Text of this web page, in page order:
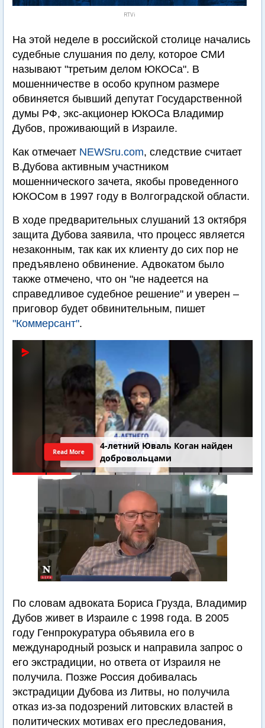
RTVi
На этой неделе в российской столице начались
судебные слушания по делу, которое СМИ
называют "третьим делом ЮКОСа". В
мошенничестве в особо крупном размере
обвиняется бывший депутат Государственной
думы РФ, экс-акционер ЮКОСа Владимир
Дубов, проживающий в Израиле.
Как отмечает NEWSru.com, следствие считает
В.Дубова активным участником
мошеннического зачета, якобы проведенного
ЮКОСом в 1997 году в Волгоградской области.
В ходе предварительных слушаний 13 октября
защита Дубова заявила, что процесс является
незаконным, так как их клиенту до сих пор не
предъявлено обвинение. Адвокатом было
также отмечено, что он "не надеется на
справедливое судебное решение" и уверен –
приговор будет обвинительным, пишет
"Коммерсант".
4-летний Юваль Коган найден
добровольцами
Read More
По словам адвоката Бориса Грузда, Владимир
Дубов живет в Израиле с 1998 года. В 2005
году Генпрокуратура объявила его в
международный розыск и направила запрос о
его экстрадиции, но ответа от Израиля не
получила. Позже Россия добивалась
экстрадиции Дубова из Литвы, но получила
отказ из-за подозрений литовских властей в
политических мотивах его преследования,